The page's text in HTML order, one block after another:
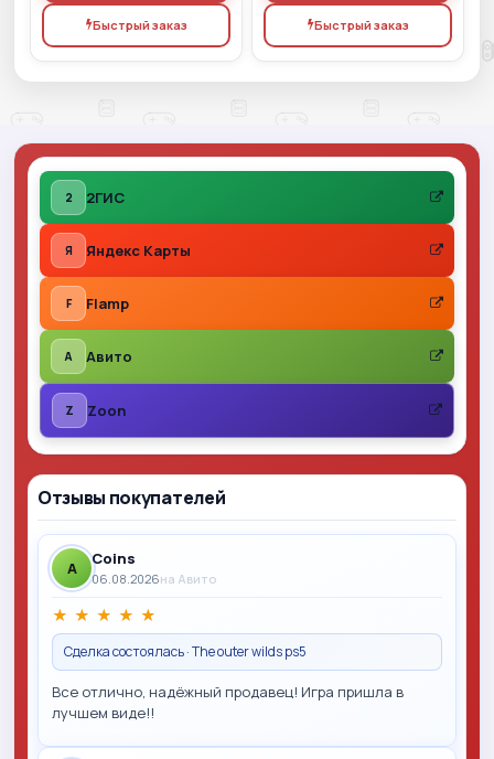
Быстрый заказ Быстрый заказ
Отзывы покупателей
A Coins
06.08.2026на Авито
★ ★ ★ ★ ★
Сделка состоялась · The outer wilds ps5
Все отлично, надёжный продавец! Игра пришла в
лучшем виде!!
2 2ГИС
Я Яндекс Карты
F Flamp
A Авито
Z Zoon